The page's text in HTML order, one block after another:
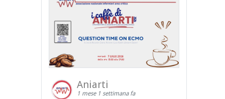
Aniarti
1 mese 1 settimana fa